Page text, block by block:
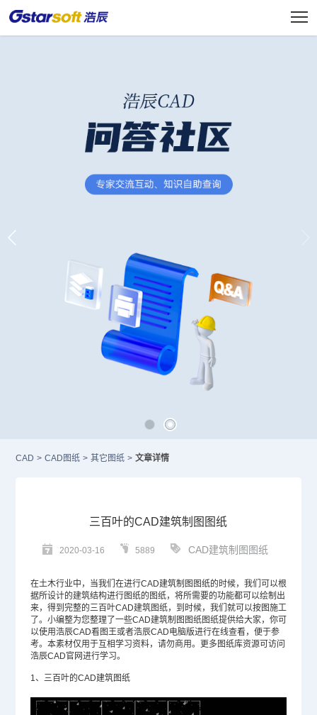
CAD > CAD图纸 > 其它图纸 > 文章详情
三百叶的CAD建筑制图图纸
2020-03-16 5889 CAD建筑制图图纸
在土木行业中，当我们在进行CAD建筑制图图纸的时候，我们可以根
据所设计的建筑结构进行图纸的图纸，将所需要的功能都可以绘制出
来，得到完整的三百叶CAD建筑图纸，到时候，我们就可以按图施工
了。小编整为您整理了一些CAD建筑制图图纸图纸提供给大家，你可
以使用浩辰CAD看图王或者浩辰CAD电脑版进行在线查看，便于参
考。本素材仅用于互相学习资料，请勿商用。更多图纸库资源可访问
浩辰CAD官网进行学习。
1、三百叶的CAD建筑图纸